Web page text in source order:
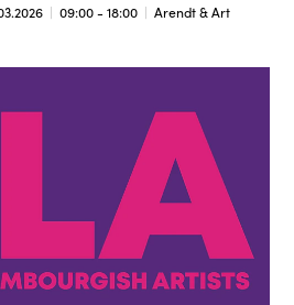
09:00 - 18:00 Arendt & Art